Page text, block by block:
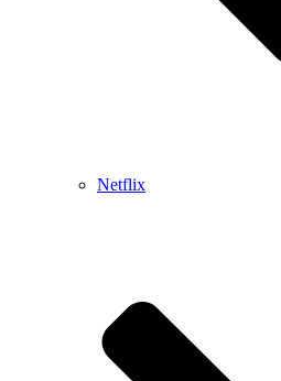
Netflix